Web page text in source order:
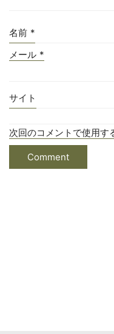
名前 *
メール *
サイト
次回のコメントで使用す